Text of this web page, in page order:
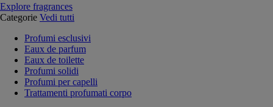
Explore fragrances
Categorie Vedi tutti
Profumi esclusivi
Eaux de parfum
Eaux de toilette
Profumi solidi
Profumi per capelli
Trattamenti profumati corpo